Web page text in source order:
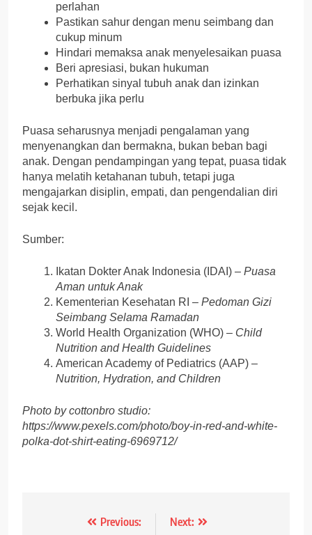
perlahan
Pastikan sahur dengan menu seimbang dan
cukup minum
Hindari memaksa anak menyelesaikan puasa
Beri apresiasi, bukan hukuman
Perhatikan sinyal tubuh anak dan izinkan
berbuka jika perlu
Puasa seharusnya menjadi pengalaman yang
menyenangkan dan bermakna, bukan beban bagi
anak. Dengan pendampingan yang tepat, puasa tidak
hanya melatih ketahanan tubuh, tetapi juga
mengajarkan disiplin, empati, dan pengendalian diri
sejak kecil.
Sumber:
Ikatan Dokter Anak Indonesia (IDAI) – Puasa
Aman untuk Anak
Kementerian Kesehatan RI – Pedoman Gizi
Seimbang Selama Ramadan
World Health Organization (WHO) – Child
Nutrition and Health Guidelines
American Academy of Pediatrics (AAP) –
Nutrition, Hydration, and Children
Photo by cottonbro studio:
https://www.pexels.com/photo/boy-in-red-and-white-
polka-dot-shirt-eating-6969712/
Previous: Next: